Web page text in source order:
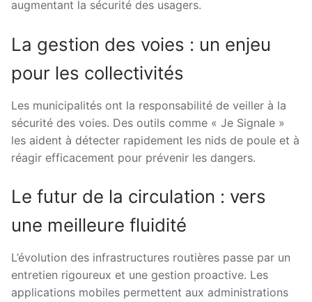
augmentant la sécurité des usagers.
La gestion des voies : un enjeu
pour les collectivités
Les municipalités ont la responsabilité de veiller à la
sécurité des voies. Des outils comme « Je Signale »
les aident à détecter rapidement les nids de poule et à
réagir efficacement pour prévenir les dangers.
Le futur de la circulation : vers
une meilleure fluidité
L’évolution des infrastructures routières passe par un
entretien rigoureux et une gestion proactive. Les
applications mobiles permettent aux administrations